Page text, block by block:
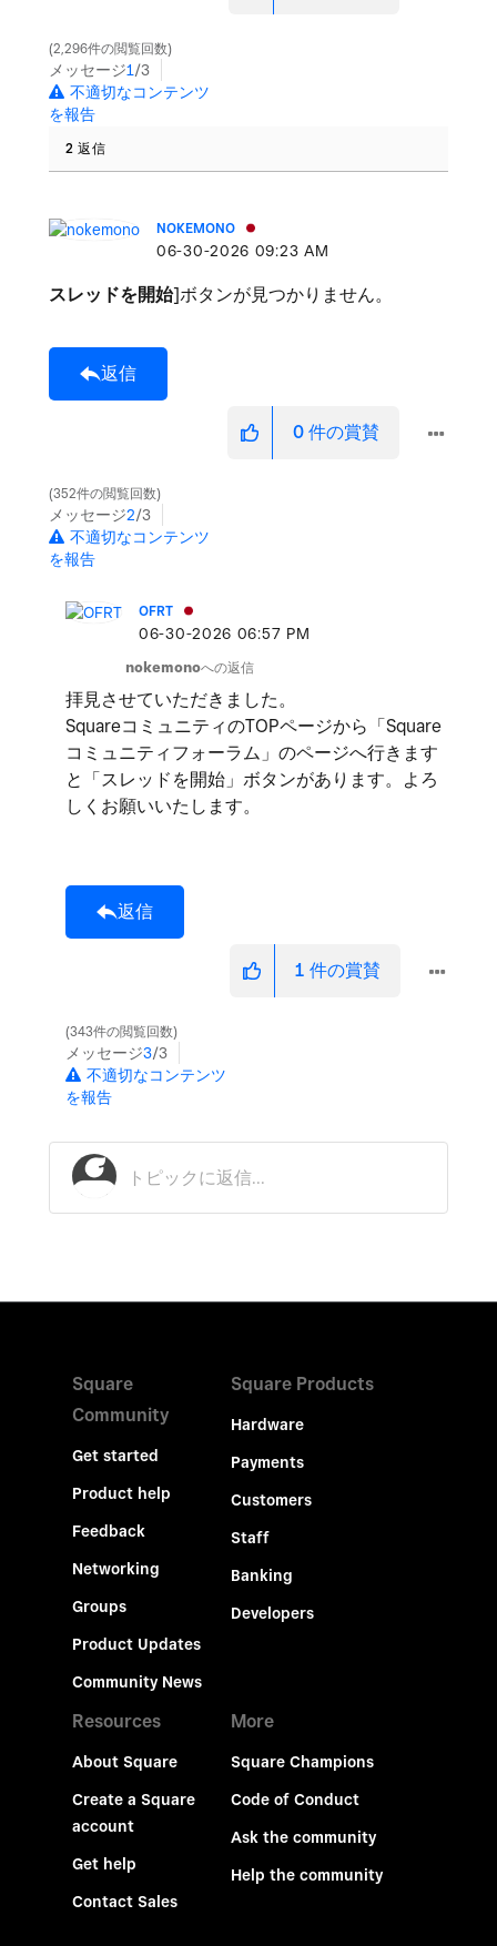
2,296件の閲覧回数
メッセージ1/3
不適切なコンテンツ
を報告
2 返信
NOKEMONO
‎06-30-2026 09:23 AM
スレッドを開始]ボタンが見つかりません。
返信
0件の賞賛
352件の閲覧回数
メッセージ2/3
不適切なコンテンツ
を報告
OFRT
‎06-30-2026 06:57 PM
nokemonoへの返信
拝見させていただきました。
SquareコミュニティのTOPページから「Square
コミュニティフォーラム」のページへ行きます
と「スレッドを開始」ボタンがあります。よろ
しくお願いいたします。
返信
1 件の賞賛
343件の閲覧回数
メッセージ3/3
不適切なコンテンツ
を報告
Square
Community
Get started
Product help
Feedback
Networking
Groups
Product Updates
Community News
Square Products
Hardware
Payments
Customers
Staff
Banking
Developers
Resources
About Square
Create a Square
account
Get help
Contact Sales
More
Square Champions
Code of Conduct
Ask the community
Help the community